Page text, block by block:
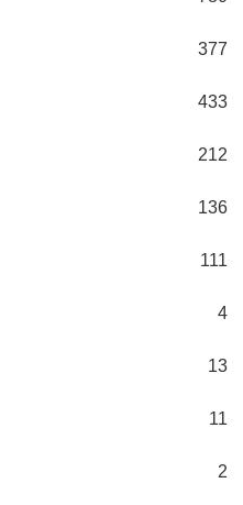
377
433
212
136
111
4
13
11
2